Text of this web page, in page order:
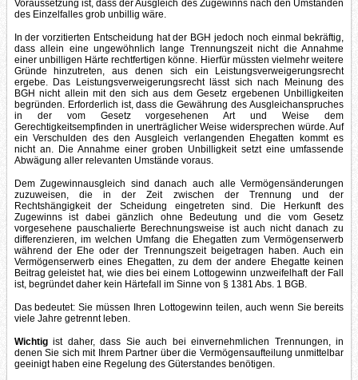
Voraussetzung ist, dass der Ausgleich des Zugewinns nach den Umständen
des Einzelfalles grob unbillig wäre.
In der vorzitierten Entscheidung hat der BGH jedoch noch einmal bekräftig,
dass allein eine ungewöhnlich lange Trennungszeit nicht die Annahme
einer unbilligen Härte rechtfertigen könne. Hierfür müssten vielmehr weitere
Gründe hinzutreten, aus denen sich ein Leistungsverweigerungsrecht
ergebe. Das Leistungsverweigerungsrecht lässt sich nach Meinung des
BGH nicht allein mit den sich aus dem Gesetz ergebenen Unbilligkeiten
begründen. Erforderlich ist, dass die Gewährung des Ausgleichanspruches
in der vom Gesetz vorgesehenen Art und Weise dem
Gerechtigkeitsempfinden in unerträglicher Weise widersprechen würde. Auf
ein Verschulden des den Ausgleich verlangenden Ehegatten kommt es
nicht an. Die Annahme einer groben Unbilligkeit setzt eine umfassende
Abwägung aller relevanten Umstände voraus.
Dem Zugewinnausgleich sind danach auch alle Vermögensänderungen
zuzuweisen, die in der Zeit zwischen der Trennung und der
Rechtshängigkeit der Scheidung eingetreten sind. Die Herkunft des
Zugewinns ist dabei gänzlich ohne Bedeutung und die vom Gesetz
vorgesehene pauschalierte Berechnungsweise ist auch nicht danach zu
differenzieren, im welchen Umfang die Ehegatten zum Vermögenserwerb
während der Ehe oder der Trennungszeit beigetragen haben. Auch ein
Vermögenserwerb eines Ehegatten, zu dem der andere Ehegatte keinen
Beitrag geleistet hat, wie dies bei einem Lottogewinn unzweifelhaft der Fall
ist, begründet daher kein Härtefall im Sinne von § 1381 Abs. 1 BGB.
Das bedeutet: Sie müssen Ihren Lottogewinn teilen, auch wenn Sie bereits
viele Jahre getrennt leben.
Wichtigist daher, dass Sie auch bei einvernehmlichen Trennungen, in
denen Sie sich mit Ihrem Partner über die Vermögensaufteilung unmittelbar
geeinigt haben eine Regelung des Güterstandes benötigen.